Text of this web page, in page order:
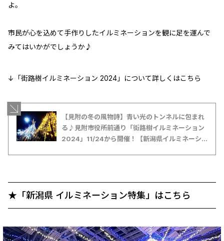
よ。
市民が心を込めて手作りしたイルミネーションを観に足を運んで
みてはいかがでしょうか♪
↓「街路樹イルミネーション 2024」について詳しくはこちら
【見附の冬の風物詩】青い光のトンネルに包まれ
る♪見附市役所前通り「街路樹イルミネーション
2024」11/24から開催！【新潟県イルミネーシ
★「新潟県 イルミネーション特集」はこちら